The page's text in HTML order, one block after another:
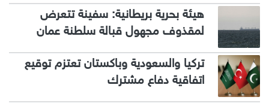
هيئة بحرية بريطانية: سفينة تتعرض
لمقذوف مجهول قبالة سلطنة عمان
تركيا والسعودية وباكستان تعتزم توقيع
اتفاقية دفاع مشترك